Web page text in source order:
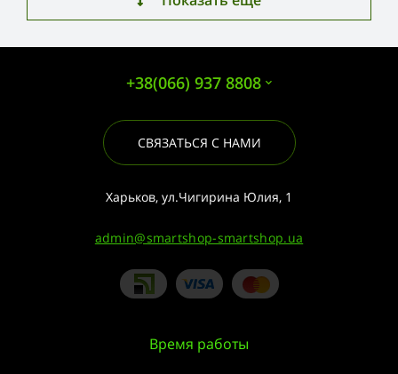
+38(066) 937 8808
СВЯЗАТЬСЯ С НАМИ
Харьков, ул.Чигирина Юлия, 1
admin@smartshop-smartshop.ua
Время работы